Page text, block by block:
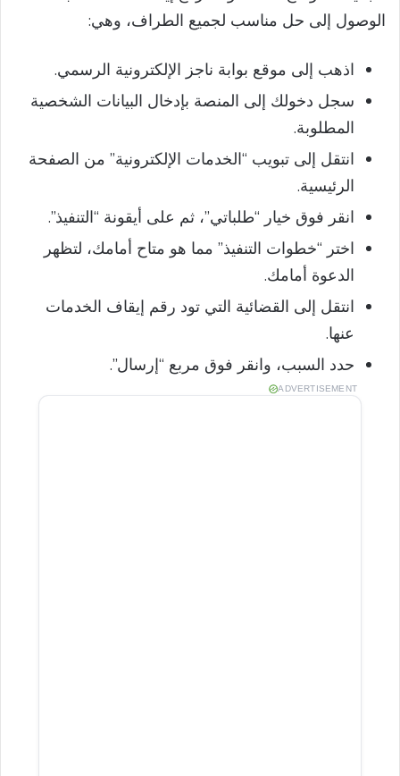
الوصول إلى حل مناسب لجميع الطراف، وهي:
اذهب إلى موقع بوابة ناجز الإلكترونية الرسمي.
سجل دخولك إلى المنصة بإدخال البيانات الشخصية
المطلوبة.
انتقل إلى تبويب “الخدمات الإلكترونية” من الصفحة
الرئيسية.
انقر فوق خيار “طلباتي”، ثم على أيقونة “التنفيذ”.
اختر “خطوات التنفيذ” مما هو متاح أمامك، لتظهر
الدعوة أمامك.
انتقل إلى القضائية التي تود رقم إيقاف الخدمات
عنها.
حدد السبب، وانقر فوق مربع “إرسال”.
ADVERTISEMENT